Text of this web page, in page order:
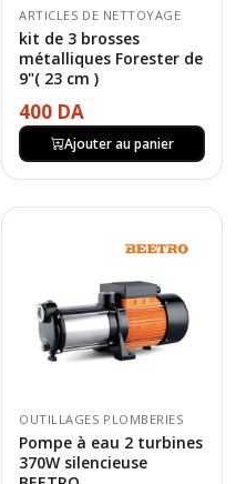
ARTICLES DE NETTOYAGE
kit de 3 brosses
métalliques Forester de
9"( 23 cm )
400 DA
Ajouter au panier
OUTILLAGES PLOMBERIES
Pompe à eau 2 turbines
370W silencieuse